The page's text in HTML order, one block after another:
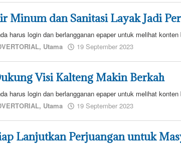
redaksi
Minum dan Sanitasi Layak Jadi
harus login dan berlangganan epaper untuk melihat
, Utama 19 September 2023
Visi Kalteng Makin Berkah
harus login dan berlangganan epaper untuk melihat
, Utama 19 September 2023
Lanjutkan Perjuangan untuk